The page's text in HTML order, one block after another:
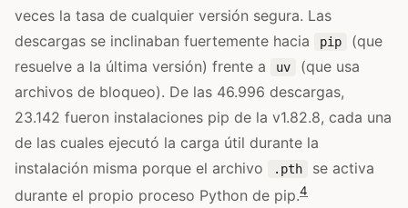
veces la tasa de cualquier versión segura. Las
descargas se inclinaban fuertemente hacia
pip
(que
resuelve a la última versión) frente a
uv
(que usa
archivos de bloqueo). De las 46.996 descargas,
23.142 fueron instalaciones pip de la v1.82.8, cada una
de las cuales ejecutó la carga útil durante la
instalación misma porque el archivo
.pth
se activa
durante el propio proceso Python de pip.4